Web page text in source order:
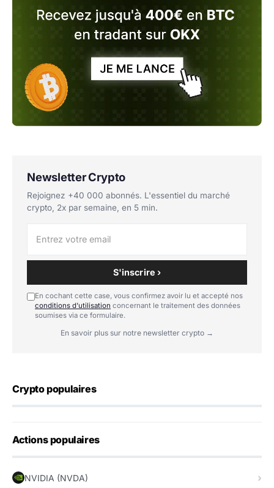
Newsletter Crypto
Rejoignez +40 000 abonnés. L'essentiel du marché
crypto, 2x par semaine, en 5 min.
S'inscrire ›
En cochant cette case, vous confirmez avoir lu et accepté nos
conditions d'utilisation concernant le traitement des données
soumises via ce formulaire.
En savoir plus sur notre newsletter crypto →
Crypto populaires
Actions populaires
NVIDIA (NVDA)